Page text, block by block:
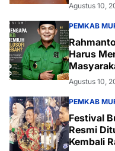
Agustus 10,
PEMKAB
Harus
Agustus 10,
PEMKAB
Festival
Resmi
Kembali